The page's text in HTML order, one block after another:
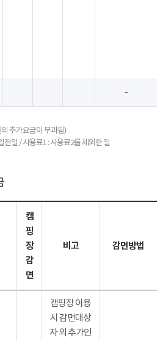
-
추가요금이 부과됨)
일 / 사용료1 : 사용료2를 제외한 일
캠
핑
장
감
면
비고 감면방법
캠핑장 이용
시 감면대상
자 외 추가인